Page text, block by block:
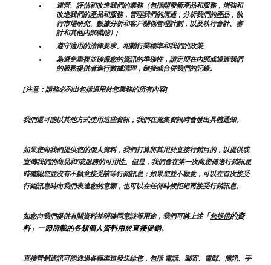
運營、評估和改進我們的業務（包括開發新產品和服務，增強和
改進我們的產品和服務，管理我們的溝通，分析我們的產品，執
行市場研究、數據分析和客戶關係管理計劃，以及執行會計、審
計和其他內部職能）;
遵守適用的法律要求、相關行業標準和我們的政策;
為避免重複並確保您的資訊的準確性，請定期在內部或通過我們
的服務提供者進行數據清理，鏈接或合併我們的記錄。
[注意：請務必列出包括適用於您業務的所有內容]
我們還可能以其他方式使用這些資訊，我們在蒐集資訊時會發出具體通知。
如果您向我們提供您的個人資料，我們打算將其用於直接行銷目的，以提供或
宣傳我們的商品和/或服務的可用性。但是，我們會在第一次向您傳送行銷訊息
時確認您並沒有不願意接受該等行銷訊息；如果您並不願意，可以在首次接受
行銷訊息時向我們表達您的意願，也可以在任何時候拒絕再接受行銷訊息。
如您向我們提供有關資料並明確同意該等用途，我們可將上述「您提供的資
料」一節所載的各類個人資料用於直接促銷。
直接營銷通訊可能透過各種渠道發送給您，包括 電話、郵寄、電郵、簡訊、手